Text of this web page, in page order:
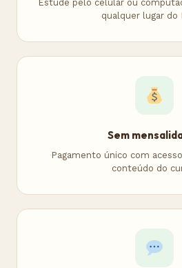
Estude pelo celular ou
qualquer lugar do
Sem
Pagamento único com
conteúdo do